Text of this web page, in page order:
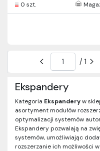
0 szt.
/ 1
Ekspandery
Kategoria Ekspanderyw
asortyment modułów
optymalizacji systemów
Ekspandery pozwalają na
systemów, umożliwiając
rozszerzanie ich możliwości